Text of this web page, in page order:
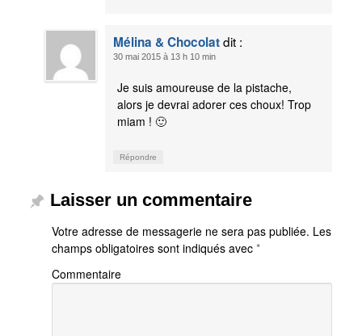
Mélina & Chocolatdit :
30 mai 2015 à 13 h 10 min
Je suis amoureuse de la pistache,
alors je devrai adorer ces choux! Trop
miam ! 🙂
Répondre
Laisser un commentaire
Votre adresse de messagerie ne sera pas publiée. Les
champs obligatoires sont indiqués avec *
Commentaire